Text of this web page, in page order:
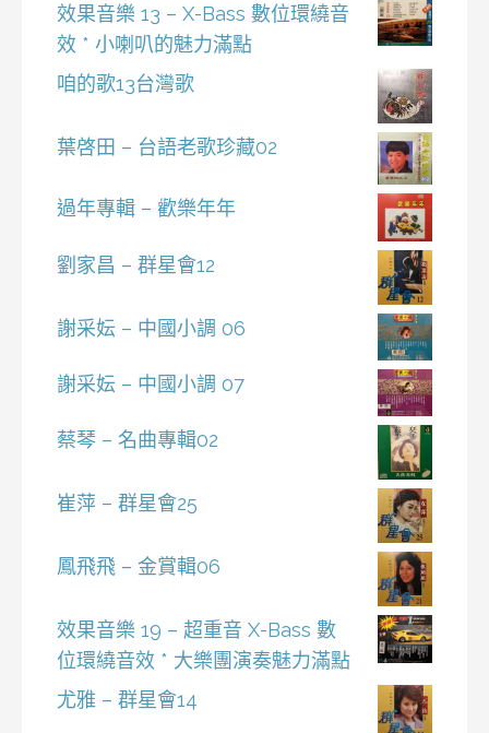
效果音樂 13 – X-Bass 數位環繞音
效 * 小喇叭的魅力滿點
咱的歌13台灣歌
葉啓田 – 台語老歌珍藏02
過年專輯 – 歡樂年年
劉家昌 – 群星會12
謝采妘 – 中國小調 06
謝采妘 – 中國小調 07
蔡琴 – 名曲專輯02
崔萍 – 群星會25
鳳飛飛 – 金賞輯06
效果音樂 19 – 超重音 X-Bass 數
位環繞音效 * 大樂團演奏魅力滿點
尤雅 – 群星會14